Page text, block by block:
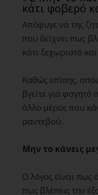
κάτι φοβερό
Απόφυγε να της
που δείχνει πως
κάτι ξεχωριστό
Καθώς επίσης,
βγείτε για φαγητό
άλλο μέρος που
ραντεβού.
Μην το κάνεις
Ο λόγος είναι πως
πως βλέπεις την